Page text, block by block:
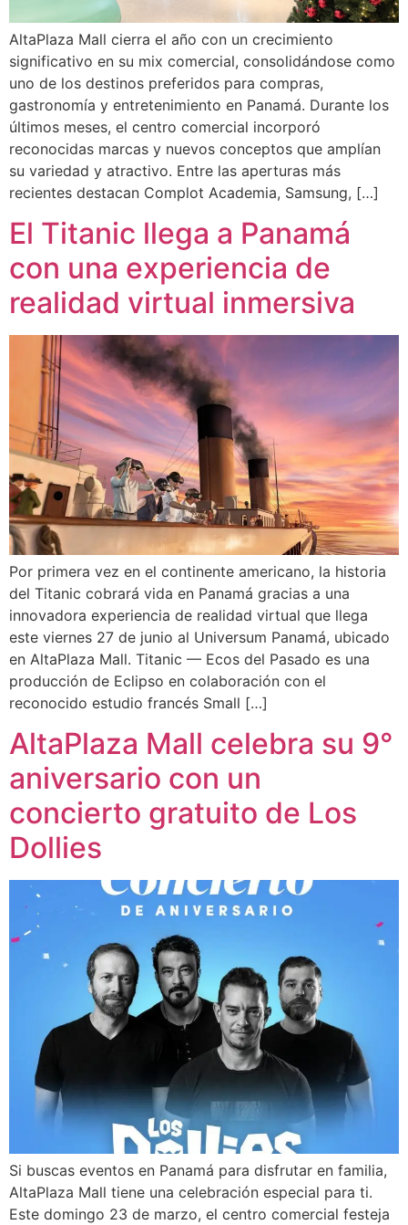
AltaPlaza Mall cierra el año con un crecimiento
significativo en su mix comercial, consolidándose como
uno de los destinos preferidos para compras,
gastronomía y entretenimiento en Panamá. Durante los
últimos meses, el centro comercial incorporó
reconocidas marcas y nuevos conceptos que amplían
su variedad y atractivo. Entre las aperturas más
recientes destacan Complot Academia, Samsung, […]
El Titanic llega a Panamá
con una experiencia de
realidad virtual inmersiva
Por primera vez en el continente americano, la historia
del Titanic cobrará vida en Panamá gracias a una
innovadora experiencia de realidad virtual que llega
este viernes 27 de junio al Universum Panamá, ubicado
en AltaPlaza Mall. Titanic — Ecos del Pasado es una
producción de Eclipso en colaboración con el
reconocido estudio francés Small […]
AltaPlaza Mall celebra su 9°
aniversario con un
concierto gratuito de Los
Dollies
Si buscas eventos en Panamá para disfrutar en familia,
AltaPlaza Mall tiene una celebración especial para ti.
Este domingo 23 de marzo, el centro comercial festeja